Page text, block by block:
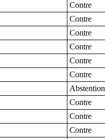
Contre
Contre
Contre
Contre
Contre
Contre
Abstention
Contre
Contre
Contre